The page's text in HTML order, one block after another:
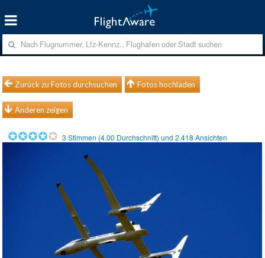
Zurück zu Fotos durchsuchen Fotos hochladen
Anderen zeigen
3 Stimmen (4.00 Durchschnitt) und2.418 Ansichten